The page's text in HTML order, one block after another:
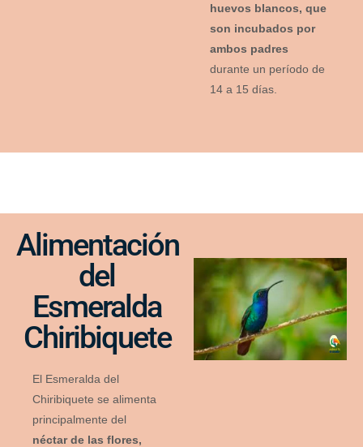
huevos blancos, que
son incubados por
ambos padres
durante un período de
14 a 15 días.
Alimentación
del
Esmeralda
Chiribiquete
El Esmeralda del
Chiribiquete se alimenta
principalmente del
néctar de las flores,